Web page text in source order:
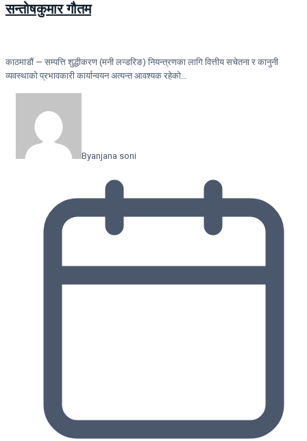
सन्तोषकुमार गौतम
काठमाडौं — सम्पत्ति शुद्धीकरण (मनी लन्डरिङ) नियन्त्रणका लागि वित्तीय सचेतना र कानुनी
व्यवस्थाको प्रभावकारी कार्यान्वयन अत्यन्त आवश्यक रहेको…
Byanjana soni